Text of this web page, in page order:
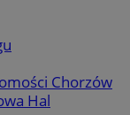
Chorzów
Hal